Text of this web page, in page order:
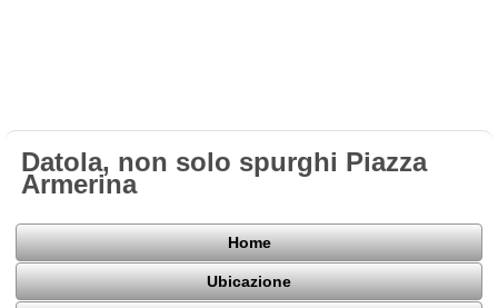
Datola, non solo spurghi Piazza
Armerina
Home
Ubicazione